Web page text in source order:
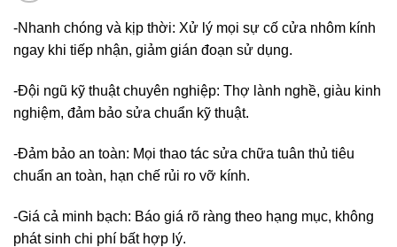
-Nhanh chóng và kịp thời: Xử lý mọi sự cố cửa nhôm kính
ngay khi tiếp nhận, giảm gián đoạn sử dụng.
-Đội ngũ kỹ thuật chuyên nghiệp: Thợ lành nghề, giàu kinh
nghiệm, đảm bảo sửa chuẩn kỹ thuật.
-Đảm bảo an toàn: Mọi thao tác sửa chữa tuân thủ tiêu
chuẩn an toàn, hạn chế rủi ro vỡ kính.
-Giá cả minh bạch: Báo giá rõ ràng theo hạng mục, không
phát sinh chi phí bất hợp lý.